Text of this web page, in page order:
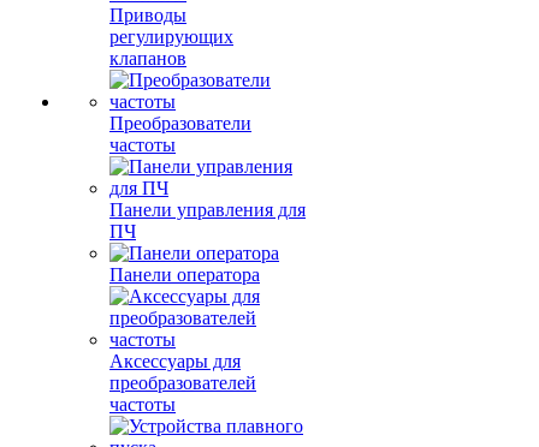
Приводы
регулирующих
клапанов
Преобразователи
частоты
Панели управления для
ПЧ
Панели оператора
Аксессуары для
преобразователей
частоты